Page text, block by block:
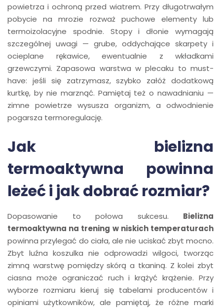
powietrza i ochroną przed wiatrem. Przy długotrwałym
pobycie na mrozie rozważ puchowe elementy lub
termoizolacyjne spodnie. Stopy i dłonie wymagają
szczególnej uwagi — grube, oddychające skarpety i
ocieplane rękawice, ewentualnie z wkładkami
grzewczymi. Zapasowa warstwa w plecaku to must-
have: jeśli się zatrzymasz, szybko załóż dodatkową
kurtkę, by nie marznąć. Pamiętaj też o nawadnianiu —
zimne powietrze wysusza organizm, a odwodnienie
pogarsza termoregulację.
Jak bielizna
termoaktywna powinna
leżeć i jak dobrać rozmiar?
Dopasowanie to połowa sukcesu. Bielizna
termoaktywna na trening w niskich temperaturach
powinna przylegać do ciała, ale nie uciskać zbyt mocno.
Zbyt luźna koszulka nie odprowadzi wilgoci, tworząc
zimną warstwę pomiędzy skórą a tkaniną. Z kolei zbyt
ciasna może ograniczać ruch i krążyć krążenie. Przy
wyborze rozmiaru kieruj się tabelami producentów i
opiniami użytkowników, ale pamiętaj, że różne marki